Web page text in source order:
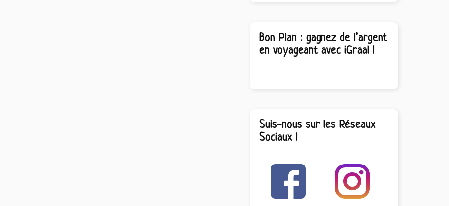
Bon Plan : gagnez de l’argent
en voyageant avec iGraal !
Suis-nous sur les Réseaux
Sociaux !